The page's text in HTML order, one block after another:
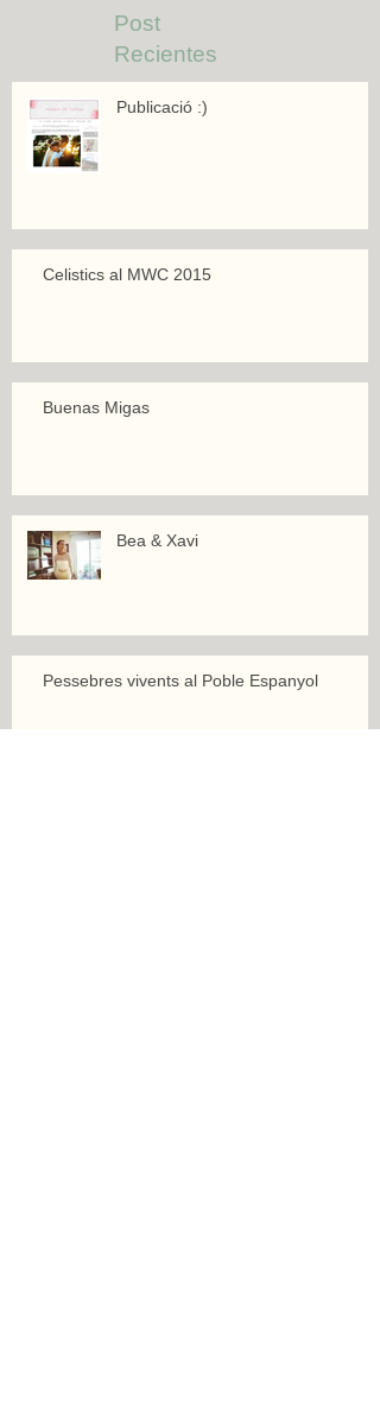
Post
Recientes
Publicació :)
Celistics al MWC 2015
Buenas Migas
Bea & Xavi
Pessebres vivents al Poble Espanyol